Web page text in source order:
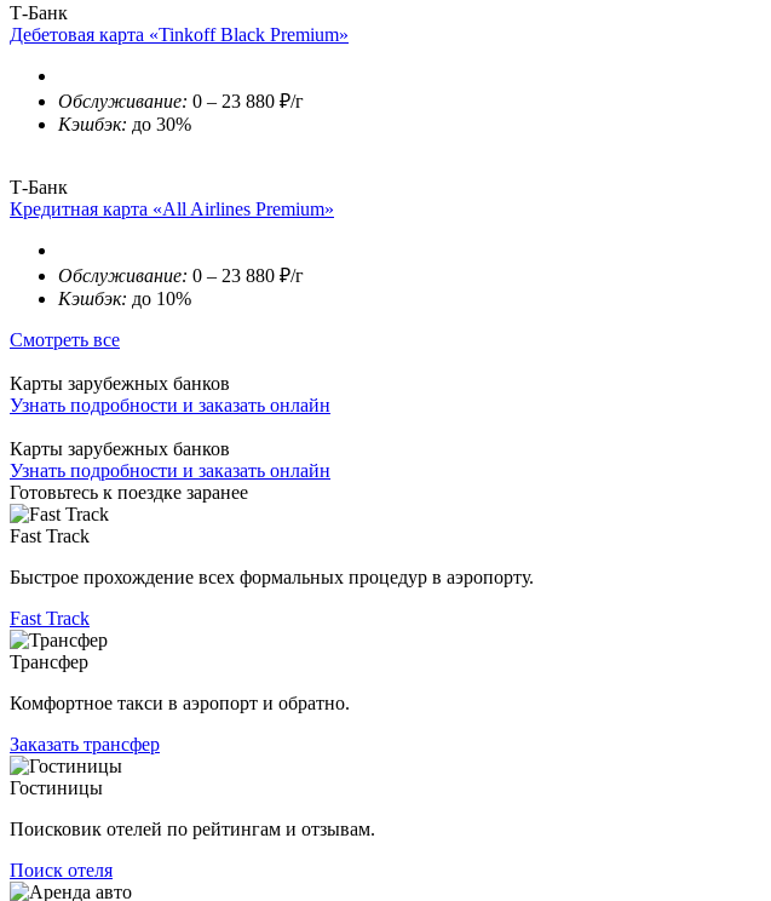
Т-Банк
Дебетовая карта «Tinkoff Black Premium»
Обслуживание: 0 – 23 880 ₽/г
Кэшбэк: до 30%
Т-Банк
Кредитная карта «All Airlines Premium»
Обслуживание: 0 – 23 880 ₽/г
Кэшбэк: до 10%
Смотреть все
Карты зарубежных банков
Узнать подробности и заказать онлайн
Карты зарубежных банков
Узнать подробности и заказать онлайн
Готовьтесь к поездке заранее
Fast Track
Быстрое прохождение всех формальных процедур в аэропорту.
Fast Track
Трансфер
Комфортное такси в аэропорт и обратно.
Заказать трансфер
Гостиницы
Поисковик отелей по рейтингам и отзывам.
Поиск отеля